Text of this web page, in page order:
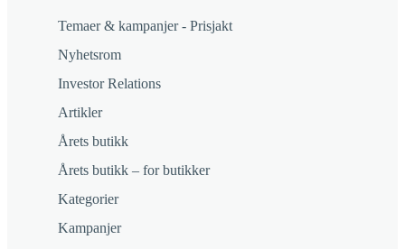
Temaer & kampanjer - Prisjakt
Nyhetsrom
Investor Relations
Artikler
Årets butikk
Årets butikk – for butikker
Kategorier
Kampanjer